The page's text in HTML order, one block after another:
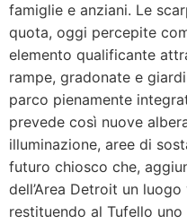
famiglie e anziani. Le
quota, oggi percepite
elemento qualificante
rampe, gradonate e
parco pienamente
prevede così nuove
illuminazione, aree di
futuro chiosco che,
dell’Area Detroit un
restituendo al Tufello